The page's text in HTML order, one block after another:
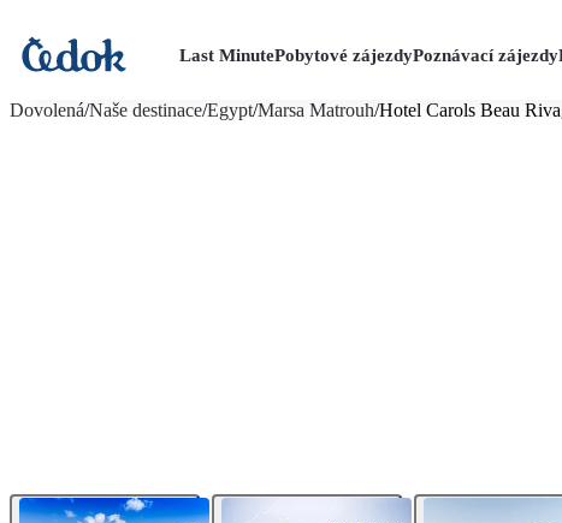
Last MinutePobytové zájezdyPoznávací zájezdy
Dovolená/Naše destinace/Egypt/Marsa Matrouh/Hotel Carols Beau